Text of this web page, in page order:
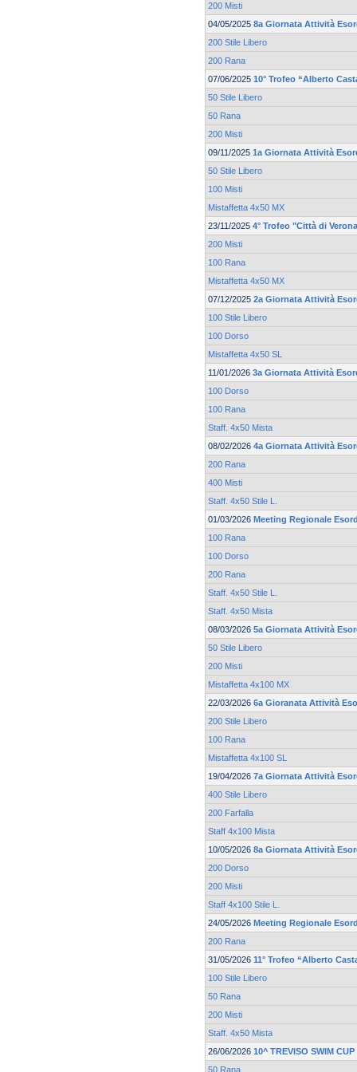
200 Misti
04/05/2025 8a Giornata Attività
200 Stile Libero
200 Rana
07/06/2025 10° Trofeo “Alberto
50 Stile Libero
50 Rana
200 Misti
09/11/2025 1a Giornata Attività
50 Stile Libero
100 Misti
Mistaffetta 4x50 MX
23/11/2025 4° Trofeo "Città di
200 Misti
100 Rana
Mistaffetta 4x50 MX
07/12/2025 2a Giornata Attività
100 Stile Libero
100 Dorso
Mistaffetta 4x50 SL
11/01/2026 3a Giornata Attività
100 Dorso
100 Rana
Staff. 4x50 Mista
08/02/2026 4a Giornata Attività
200 Rana
400 Misti
Staff. 4x50 Stile L.
01/03/2026 Meeting Regionale
100 Rana
100 Dorso
200 Rana
Staff. 4x50 Stile L.
Staff. 4x50 Mista
08/03/2026 5a Giornata Attività
50 Stile Libero
200 Misti
Mistaffetta 4x100 MX
22/03/2026 6a Gioranata Attività
200 Stile Libero
100 Rana
Mistaffetta 4x100 SL
19/04/2026 7a Giornata Attività
400 Stile Libero
200 Farfalla
Staff 4x100 Mista
10/05/2026 8a Giornata Attività
200 Dorso
200 Misti
Staff 4x100 Stile L.
24/05/2026 Meeting Regionale
200 Rana
31/05/2026 11° Trofeo “Alberto
100 Stile Libero
50 Rana
200 Misti
Staff. 4x50 Mista
26/06/2026 10^ TREVISO SWIM CUP
50 Rana